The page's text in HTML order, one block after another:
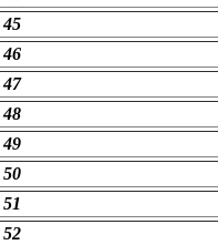
45
46
47
48
49
50
51
52